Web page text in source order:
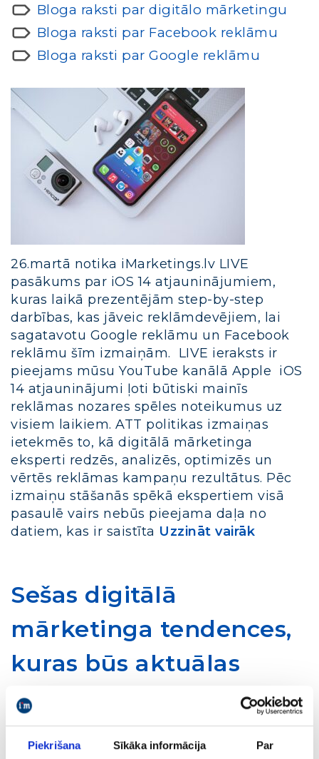
Piekrišana Sīkāka informācija Par
Bloga raksti par digitālo mārketingu
Bloga raksti par Facebook reklāmu
Bloga raksti par Google reklāmu
26.martā notika iMarketings.lv LIVE
pasākums par iOS 14 atjauninājumiem,
kuras laikā prezentējām step-by-step
darbības, kas jāveic reklāmdevējiem, lai
sagatavotu Google reklāmu un Facebook
reklāmu šīm izmaiņām. LIVE ieraksts ir
pieejams mūsu YouTube kanālā Apple iOS
14 atjauninājumi ļoti būtiski mainīs
reklāmas nozares spēles noteikumus uz
visiem laikiem. ATT politikas izmaiņas
ietekmēs to, kā digitālā mārketinga
eksperti redzēs, analizēs, optimizēs un
vērtēs reklāmas kampaņu rezultātus. Pēc
izmaiņu stāšanās spēkā ekspertiem visā
pasaulē vairs nebūs pieejama daļa no
datiem, kas ir saistīta Uzzināt vairāk
Sešas digitālā
mārketinga tendences,
kuras būs aktuālas
Latvijas uzņēmējiem
2021. gadā